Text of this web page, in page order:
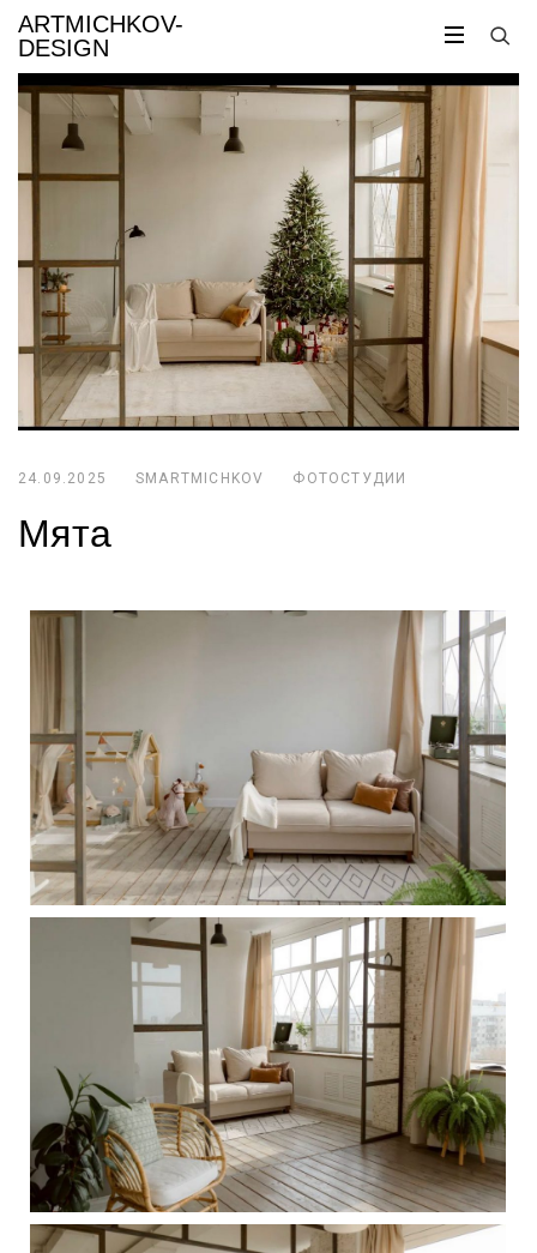
ARTMICHKOV-
DESIGN
24.09.2025 SMARTMICHKOV ФОТОСТУДИИ
Мята